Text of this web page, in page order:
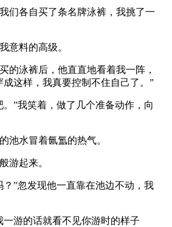
们各自买了条名牌泳裤，我挑了一
意料的高级。
的泳裤后，他直直地看着我一阵，
成这样，我真要控制不住自己了。”
”我笑着，做了几个准备动作，向
池水冒着氤氲的热气。
游起来。
？”忽发现他一直靠在池边不动，我
一游的话就看不见你游时的样子